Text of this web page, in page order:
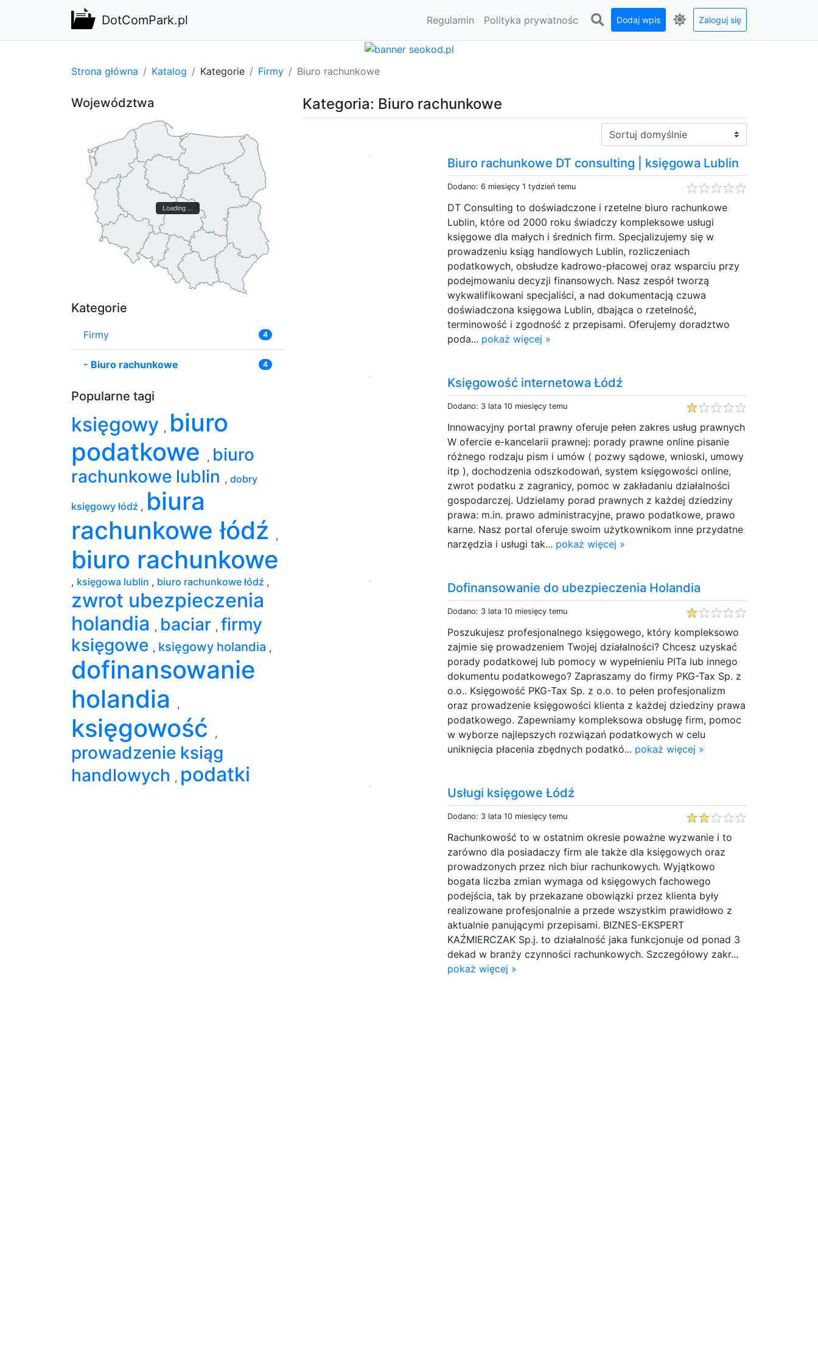
DotComPark.pl Regulamin Polityka prywatnośc Dodaj wpis Zaloguj się
Strona główna Katalog Kategorie Firmy Biuro rachunkowe
Kategoria: Biuro rachunkowe
Sortuj:
Biuro rachunkowe DT consulting | księgowa Lublin
Dodano: 6 miesięcy 1 tydzień temu
DT Consulting to doświadczone i rzetelne biuro rachunkowe
Lublin, które od 2000 roku świadczy kompleksowe usługi
księgowe dla małych i średnich firm. Specjalizujemy się w
prowadzeniu ksiąg handlowych Lublin, rozliczeniach
podatkowych, obsłudze kadrowo-płacowej oraz wsparciu przy
podejmowaniu decyzji finansowych. Nasz zespół tworzą
wykwalifikowani specjaliści, a nad dokumentacją czuwa
doświadczona księgowa Lublin, dbająca o rzetelność,
terminowość i zgodność z przepisami. Oferujemy doradztwo
poda... pokaż więcej »
Księgowość internetowa Łódź
Dodano: 3 lata 10 miesięcy temu
Innowacyjny portal prawny oferuje pełen zakres usług prawnych
W ofercie e-kancelarii prawnej: porady prawne online pisanie
różnego rodzaju pism i umów ( pozwy sądowe, wnioski, umowy
itp ), dochodzenia odszkodowań, system księgowości online,
zwrot podatku z zagranicy, pomoc w zakładaniu działalności
gospodarczej. Udzielamy porad prawnych z każdej dziedziny
prawa: m.in. prawo administracyjne, prawo podatkowe, prawo
karne. Nasz portal oferuje swoim użytkownikom inne przydatne
narzędzia i usługi tak... pokaż więcej »
Dofinansowanie do ubezpieczenia Holandia
Dodano: 3 lata 10 miesięcy temu
Poszukujesz profesjonalnego księgowego, który kompleksowo
zajmie się prowadzeniem Twojej działalności? Chcesz uzyskać
porady podatkowej lub pomocy w wypełnieniu PITa lub innego
dokumentu podatkowego? Zapraszamy do firmy PKG-Tax Sp. z
o.o.. Księgowość PKG-Tax Sp. z o.o. to pełen profesjonalizm
oraz prowadzenie księgowości klienta z każdej dziedziny prawa
podatkowego. Zapewniamy kompleksowa obsługę firm, pomoc
w wyborze najlepszych rozwiązań podatkowych w celu
uniknięcia płacenia zbędnych podatkó... pokaż więcej »
Usługi księgowe Łódź
Dodano: 3 lata 10 miesięcy temu
Rachunkowość to w ostatnim okresie poważne wyzwanie i to
zarówno dla posiadaczy firm ale także dla księgowych oraz
prowadzonych przez nich biur rachunkowych. Wyjątkowo
bogata liczba zmian wymaga od księgowych fachowego
podejścia, tak by przekazane obowiązki przez klienta były
realizowane profesjonalnie a przede wszystkim prawidłowo z
aktualnie panującymi przepisami. BIZNES-EKSPERT
KAŹMIERCZAK Sp.j. to działalność jaka funkcjonuje od ponad 3
dekad w branży czynności rachunkowych. Szczegółowy zakr...
pokaż więcej »
Województwa
Loading ...
Kategorie
Firmy 4
- Biuro rachunkowe 4
Popularne tagi
księgowy , biuro
podatkowe
, biuro
rachunkowe lublin , dobry
księgowy łódź , biura
rachunkowe łódź
,
biuro rachunkowe
, księgowa lublin , biuro rachunkowe łódź ,
zwrot ubezpieczenia
holandia , baciar , firmy
księgowe , księgowy holandia ,
dofinansowanie
holandia
,
księgowość ,
prowadzenie ksiąg
handlowych , podatki